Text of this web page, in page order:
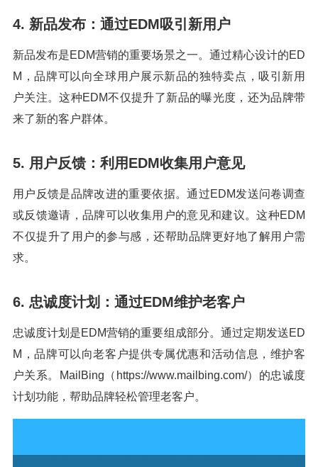
4. 新品发布：通过EDM吸引新用户
新品发布是EDM营销的重要场景之一。通过精心设计的ED
M，品牌可以向全球用户展示新品的独特卖点，吸引新用
户关注。这种EDM不仅提升了新品的曝光度，还为品牌带
来了新的客户群体。
5. 用户反馈：利用EDM收集用户意见
用户反馈是品牌改进的重要依据。通过EDM发送问卷调查
或反馈邀请，品牌可以收集用户的意见和建议。这种EDM
不仅提升了用户的参与感，还帮助品牌更好地了解用户需
求。
6. 忠诚度计划：通过EDM维护老客户
忠诚度计划是EDM营销的重要组成部分。通过定期发送ED
M，品牌可以向老客户提供专属优惠和活动信息，维护客
户关系。MailBing（https://www.mailbing.com/）的忠诚度
计划功能，帮助品牌轻松管理老客户。